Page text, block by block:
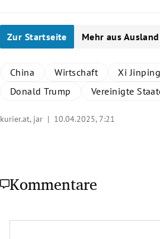
Zur Startseite Mehr aus Ausland
China Wirtschaft
Xi Jinping
Donald Trump
Vereinigte
kurier.at, jar | 10.04.2025, 7:21
Kommentare